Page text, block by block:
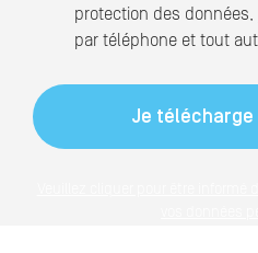
protection des
par téléphone et tout